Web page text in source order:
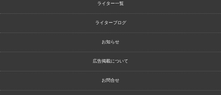
ライター一覧
ライターブログ
お知らせ
広告掲載について
お問合せ